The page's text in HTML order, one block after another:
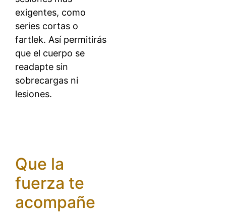
exigentes, como
series cortas o
fartlek. Así permitirás
que el cuerpo se
readapte sin
sobrecargas ni
lesiones.
Que la
fuerza te
acompañe